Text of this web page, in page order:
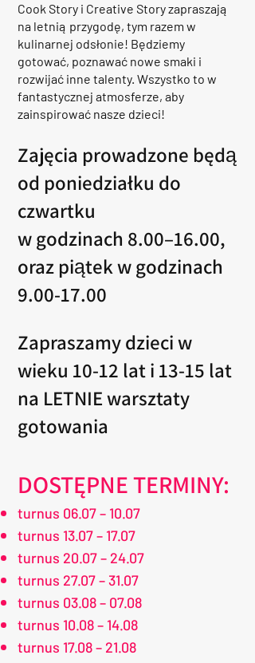
Cook Story i Creative Storyzapraszają
na letnią przygodę, tym razem w
kulinarnej odsłonie! Będziemy
gotować, poznawać nowe smaki i
rozwijać inne talenty. Wszystko to w
fantastycznej atmosferze, aby
zainspirować nasze dzieci!
Zajęcia prowadzone będą
od poniedziałku do
czwartku
w godzinach 8.00–16.00,
oraz piątek w godzinach
9.00-17.00
Zapraszamy dzieci w
wieku 10-12 lat i 13-15 lat
na LETNIE warsztaty
gotowania
DOSTĘPNE TERMINY:
turnus 06.07 – 10.07
turnus 13.07 – 17.07
turnus 20.07 – 24.07
turnus 27.07 – 31.07
turnus 03.08 – 07.08
turnus 10.08 – 14.08
turnus 17.08 – 21.08